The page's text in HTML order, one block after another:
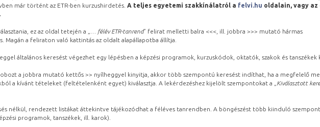
már történt az ETR-ben kurzushirdetés. A teljes egyetemi szakkínálatról a felvi.hu oldalain, vagy az
ez az oldal tetején a „ … félév ETR-tanrend” felirat melletti balra <<<, ill. jobbra >>> mutató hármas
Magán a feliraton való kattintás az oldalt alapállapotba állítja.
általános keresést végezhet egy lépésben a képzési programok, kurzuskódok, oktatók, szakok és tanszékek
a jobbra mutató kettős >> nyílheggyel kinyitja, akkor több szempontú keresést indíthat, ha a megfelelő
a kívánt tételeket (feltételenként egyet) kiválasztja. A lekérdezéshez kijelölt szempontokat a „ Kiválasztott
nélkül, rendezett listákat áttekintve tájékozódhat a féléves tanrendben. A böngészést több kiinduló
programok, tanszékek, ill. karok).